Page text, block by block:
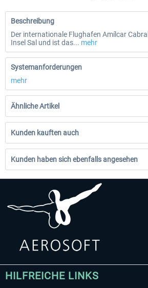
Beschreibung
Der internationale Flughafen Amílcar
Insel Sal und ist das... mehr
Systemanforderungen
mehr
Ähnliche Artikel
Kunden kauften auch
Kunden haben sich ebenfalls angesehen
HILFREICHE LINKS